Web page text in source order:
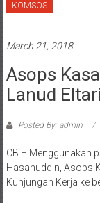
KOMSOS
March 21, 2018
Asops
Lanud
Posted By: admin
CB – Menggunakan
Hasanuddin, Asops
Kunjungan Kerja ke